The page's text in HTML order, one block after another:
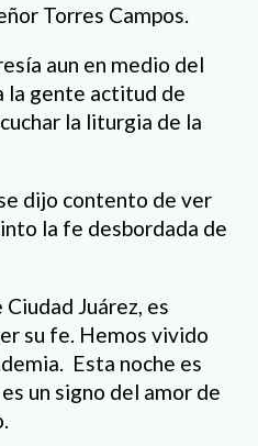
Torres Campos.
aun en medio del
la gente actitud de
la liturgia de la
dijo contento de ver
la fe desbordada de
Juárez, es
su fe. Hemos vivido
Esta noche es
un signo del amor de